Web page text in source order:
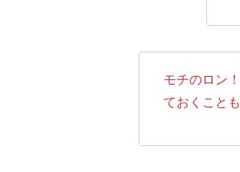
モチのロン
ておくこと